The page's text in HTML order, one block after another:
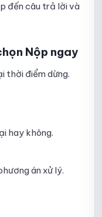
đến câu trả lời và
Nộp ngay
thời điểm dừng.
hay không.
án xử lý.